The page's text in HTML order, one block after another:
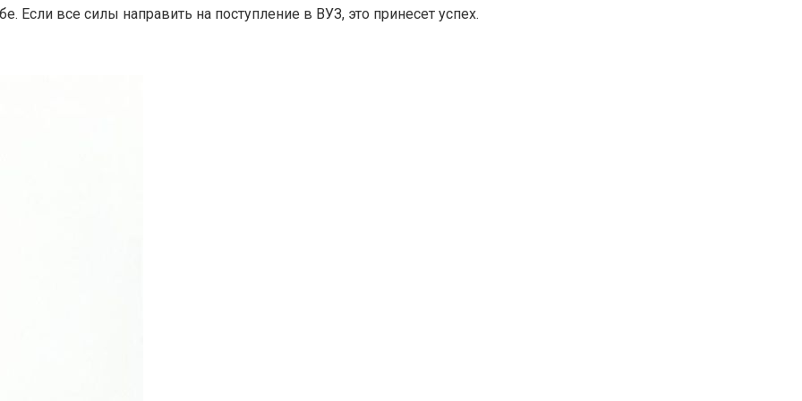
Если все силы направить на поступление в ВУЗ, это принесет успех.